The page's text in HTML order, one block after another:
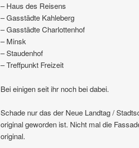
– Haus des Reisens
– Gasstädte Kahleberg
– Gasstädte Charlottenhof
– Minsk
– Staudenhof
– Treffpunkt Freizeit
Bei einigen seit ihr noch bei dabei.
Schade nur das der Neue Landtag /
original geworden ist. Nicht mal die
original.